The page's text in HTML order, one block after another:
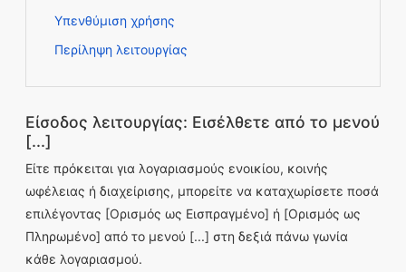
Υπενθύμιση χρήσης
Περίληψη λειτουργίας
Είσοδος λειτουργίας: Εισέλθετε από το μενού
[...]
Είτε πρόκειται για λογαριασμούς ενοικίου, κοινής
ωφέλειας ή διαχείρισης, μπορείτε να καταχωρίσετε ποσά
επιλέγοντας [Ορισμός ως Εισπραγμένο] ή [Ορισμός ως
Πληρωμένο] από το μενού [...] στη δεξιά πάνω γωνία
κάθε λογαριασμού.